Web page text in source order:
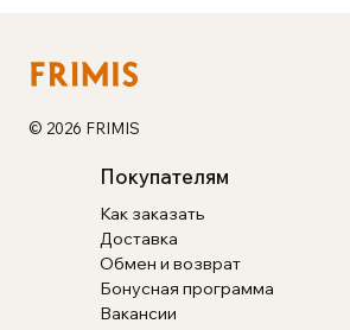
© 2026 FRIMIS
Покупателям
Как заказать
Доставка
Обмен и возврат
Бонусная программа
Вакансии